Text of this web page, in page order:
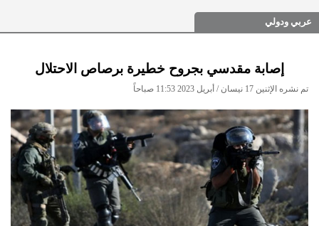
عربي ودولي
إصابة مقدسي بجروح خطيرة برصاص الاحتلال
تم نشره الإثنين 17 نيسان / أبريل 2023 11:53 صباحاً